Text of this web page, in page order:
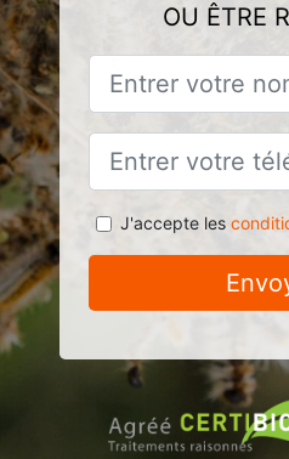
OU ÊTRE
J'accepte les